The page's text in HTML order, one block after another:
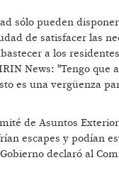
sólo pueden
de satisfacer las
a los
News: "Tengo que
es una vergüenza
de Asuntos
escapes y podían
declaró al